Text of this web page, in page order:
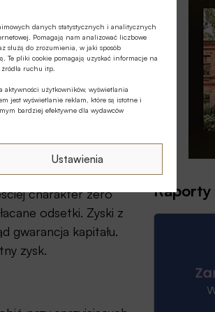
danych statystycznych i analitycznych
Pomagają nam analizować liczbowe
służą do zrozumienia, w jaki sposób
Te pliki cookie pomagają uzyskać informacje na
ruchu itp.
aktywności użytkowników, wyświetlania
jest wyświetlanie reklam, które są istotne i
bardziej efektywne dla wydawców
Ustawienia
dzieje z naszymi
wysiłku można
się kilkanaście
o rynkach
Łukasz Bugaj. –
mogą być różne.
obligacji, certyfikatu
charakter zero
odsetki. Zyski z
gwarancja kapitału.
zysk.
Raporty